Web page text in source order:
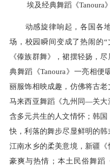
埃及经典舞蹈《Tanoura
动感旋律响起，各国各地
场，校园瞬间变成了热闹的
《傣族群舞》，裙摆轻扬，
典舞蹈《Tanoura》一亮相
丽服饰相映成趣，仿佛将古老
马来西亚舞蹈《九州同—关大
含多元共生的人文情怀；韩
快，利落的舞步尽显鲜明的
江南水乡的柔美意境，新疆
豪爽与热情；本土民俗舞蹈